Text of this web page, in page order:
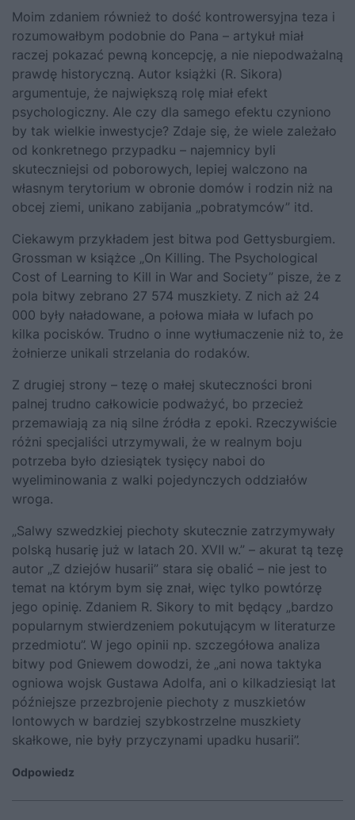
Moim zdaniem również to dość kontrowersyjna teza i
rozumowałbym podobnie do Pana – artykuł miał
raczej pokazać pewną koncepcję, a nie niepodważalną
prawdę historyczną. Autor książki (R. Sikora)
argumentuje, że największą rolę miał efekt
psychologiczny. Ale czy dla samego efektu czyniono
by tak wielkie inwestycje? Zdaje się, że wiele zależało
od konkretnego przypadku – najemnicy byli
skuteczniejsi od poborowych, lepiej walczono na
własnym terytorium w obronie domów i rodzin niż na
obcej ziemi, unikano zabijania „pobratymców” itd.
Ciekawym przykładem jest bitwa pod Gettysburgiem.
Grossman w książce „On Killing. The Psychological
Cost of Learning to Kill in War and Society” pisze, że z
pola bitwy zebrano 27 574 muszkiety. Z nich aż 24
000 były naładowane, a połowa miała w lufach po
kilka pocisków. Trudno o inne wytłumaczenie niż to, że
żołnierze unikali strzelania do rodaków.
Z drugiej strony – tezę o małej skuteczności broni
palnej trudno całkowicie podważyć, bo przecież
przemawiają za nią silne źródła z epoki. Rzeczywiście
różni specjaliści utrzymywali, że w realnym boju
potrzeba było dziesiątek tysięcy naboi do
wyeliminowania z walki pojedynczych oddziałów
wroga.
„Salwy szwedzkiej piechoty skutecznie zatrzymywały
polską husarię już w latach 20. XVII w.” – akurat tą tezę
autor „Z dziejów husarii” stara się obalić – nie jest to
temat na którym bym się znał, więc tylko powtórzę
jego opinię. Zdaniem R. Sikory to mit będący „bardzo
popularnym stwierdzeniem pokutującym w literaturze
przedmiotu”. W jego opinii np. szczegółowa analiza
bitwy pod Gniewem dowodzi, że „ani nowa taktyka
ogniowa wojsk Gustawa Adolfa, ani o kilkadziesiąt lat
późniejsze przezbrojenie piechoty z muszkietów
lontowych w bardziej szybkostrzelne muszkiety
skałkowe, nie były przyczynami upadku husarii”.
Odpowiedz